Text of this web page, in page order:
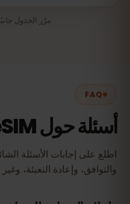
مرّر الجدول
FAQ
أسئلة حول eSIM
والتوافق، وإعادة التعبئة،